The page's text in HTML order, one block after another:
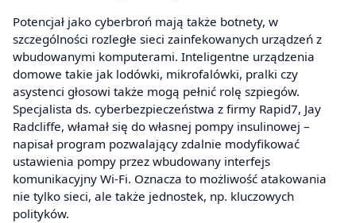
Potencjał jako cyberbroń mają także botnety, w
szczególności rozległe sieci zainfekowanych urządzeń z
wbudowanymi komputerami. Inteligentne urządzenia
domowe takie jak lodówki, mikrofalówki, pralki czy
asystenci głosowi także mogą pełnić rolę szpiegów.
Specjalista ds. cyberbezpieczeństwa z firmy Rapid7, Jay
Radcliffe, włamał się do własnej pompy insulinowej –
napisał program pozwalający zdalnie modyfikować
ustawienia pompy przez wbudowany interfejs
komunikacyjny Wi-Fi. Oznacza to możliwość atakowania
nie tylko sieci, ale także jednostek, np. kluczowych
polityków.